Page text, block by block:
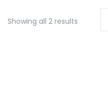
Showing all 2 results